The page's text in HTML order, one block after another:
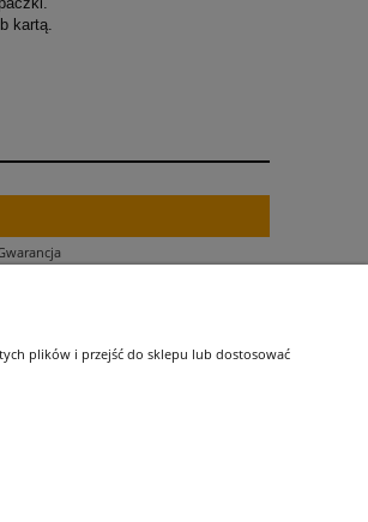
kartą.
plików i przejść do sklepu lub dostosować